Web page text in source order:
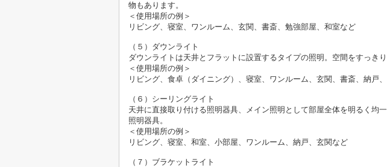
物もあります。
＜使用場所の例＞
リビング、寝室、ワンルーム、玄関、書斎、勉強部屋、和室など
（５）ダウンライト
ダウンライトは天井とフラットに設置するタイプの照明。空間をすっき
＜使用場所の例＞
リビング、食卓（ダイニング）、寝室、ワンルーム、玄関、書斎、納戸
（６）シーリングライト
天井に直接取り付ける照明器具、メイン照明として部屋全体を明るく均
照明器具。
＜使用場所の例＞
リビング、寝室、和室、小部屋、ワンルーム、納戸、玄関など
（７）ブラケットライト